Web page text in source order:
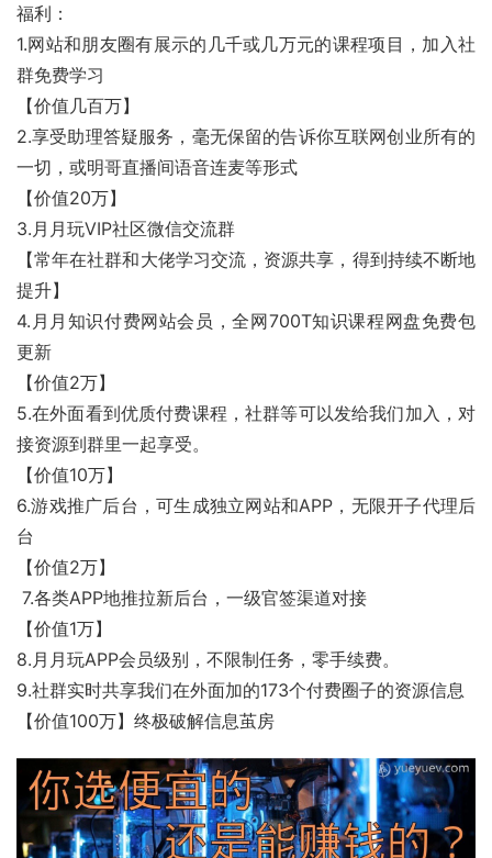
福利：
1.网站和朋友圈有展示的几千或几万元的课程项目，加入社
群免费学习
【价值几百万】
2.享受助理答疑服务，毫无保留的告诉你互联网创业所有的
一切，或明哥直播间语音连麦等形式
【价值20万】
3.月月玩VIP社区微信交流群
【常年在社群和大佬学习交流，资源共享，得到持续不断地
提升】
4.月月知识付费网站会员，全网700T知识课程网盘免费包
更新
【价值2万】
5.在外面看到优质付费课程，社群等可以发给我们加入，对
接资源到群里一起享受。
【价值10万】
6.游戏推广后台，可生成独立网站和APP，无限开子代理后
台
【价值2万】
7.各类APP地推拉新后台，一级官签渠道对接
【价值1万】
8.月月玩APP会员级别，不限制任务，零手续费。
9.社群实时共享我们在外面加的173个付费圈子的资源信息
【价值100万】终极破解信息茧房